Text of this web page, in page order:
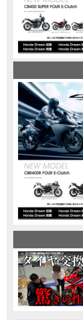
MOVIE 【女子ツー
MOVIE 【
MOVIE 【中級レベ
MOVIE 【鈴鹿サー
CAMPAIGN 【
MOVIE 【祝】
MOVIE 【シンガ
MOVIE 【ホンダ
MOVIE 【鈴鹿サー
MOVIE CL500売却
MOVIE 【梅本まど
MOVIE 憧れの大型バ
【鈴鹿ツイン
MOVIE 全員初
バイク
MOVIE 温泉1泊。いつ
MOVIE 【梅本まど
MOVIE ＨＣＭ
MOVIE ＨＣＭ